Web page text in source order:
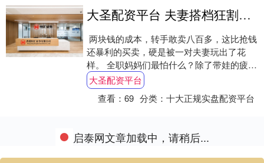
大圣配资平台 夫妻搭档狂割宝妈，成本几块卖八百，百万网红彻底凉凉
两块钱的成本，转手敢卖八百多，这比抢钱
还暴利的买卖，硬是被一对夫妻玩出了花
样。 全职妈妈们最怕什么？除了带娃的疲
惫，就是身材走样后那种深不见底的焦虑
感。偏偏有....
大圣配资平台
查看：69 分类：十大正规实盘配资平台
启泰网文章加载中，请稍后...